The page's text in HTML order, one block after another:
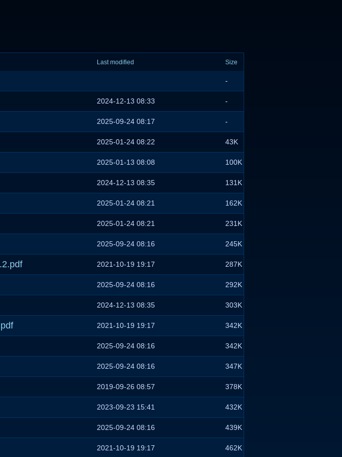
Last modified Size
-
2024-12-13 08:33 -
2025-09-24 08:17 -
2025-01-24 08:22 43K
2025-01-13 08:08 100K
2024-12-13 08:35 131K
2025-01-24 08:21 162K
2025-01-24 08:21 231K
2025-09-24 08:16 245K
2021-10-19 19:17 287K
2025-09-24 08:16 292K
2024-12-13 08:35 303K
2021-10-19 19:17 342K
2025-09-24 08:16 342K
2025-09-24 08:16 347K
2019-09-26 08:57 378K
2023-09-23 15:41 432K
2025-09-24 08:16 439K
2021-10-19 19:17 462K